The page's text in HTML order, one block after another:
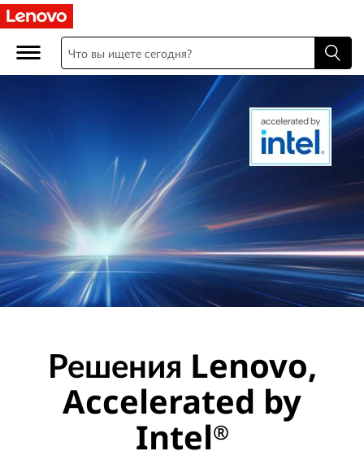
Решения Lenovo,
Accelerated by
Intel®